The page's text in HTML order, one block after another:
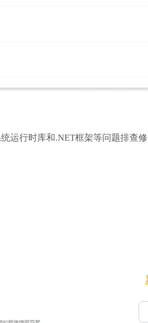
运行时库和.NET框架等问题排查修